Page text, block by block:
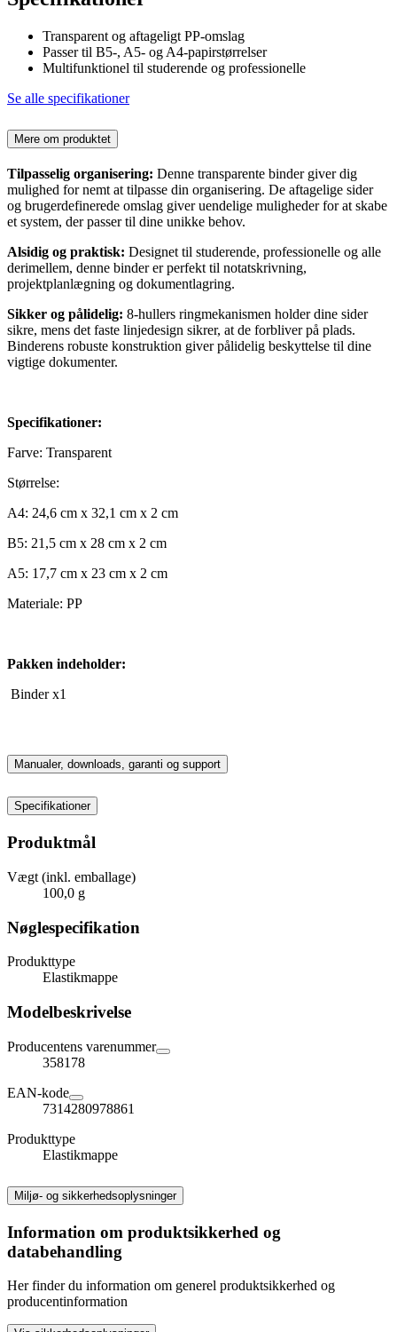
Transparent og aftageligt PP-omslag
Passer til B5-, A5- og A4-papirstørrelser
Multifunktionel til studerende og professionelle
Se alle specifikationer
Mere om produktet
Tilpasselig organisering: Denne transparente binder giver dig
mulighed for nemt at tilpasse din organisering. De aftagelige sider
og brugerdefinerede omslag giver uendelige muligheder for at skabe
et system, der passer til dine unikke behov.
Alsidig og praktisk: Designet til studerende, professionelle og alle
derimellem, denne binder er perfekt til notatskrivning,
projektplanlægning og dokumentlagring.
Sikker og pålidelig: 8-hullers ringmekanismen holder dine sider
sikre, mens det faste linjedesign sikrer, at de forbliver på plads.
Binderens robuste konstruktion giver pålidelig beskyttelse til dine
vigtige dokumenter.
Specifikationer:
Farve: Transparent
Størrelse:
A4: 24,6 cm x 32,1 cm x 2 cm
B5: 21,5 cm x 28 cm x 2 cm
A5: 17,7 cm x 23 cm x 2 cm
Materiale: PP
Pakken indeholder:
Binder x1
Manualer, downloads, garanti og support
Specifikationer
Produktmål
Vægt (inkl. emballage)
100,0 g
Nøglespecifikation
Produkttype
Elastikmappe
Modelbeskrivelse
Producentens varenummer
358178
EAN-kode
7314280978861
Produkttype
Elastikmappe
Miljø- og sikkerhedsoplysninger
Information om produktsikkerhed og
databehandling
Her finder du information om generel produktsikkerhed og
producentinformation